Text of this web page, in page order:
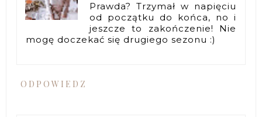
Prawda? Trzymał w napięciu
od początku do końca, no i
jeszcze to zakończenie! Nie
mogę doczekać się drugiego sezonu :)
ODPOWIEDZ